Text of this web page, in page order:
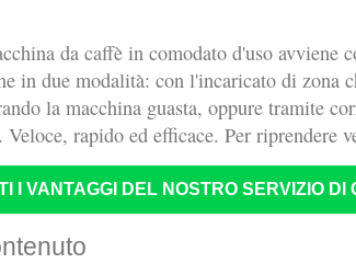
da caffè in comodato d'uso avviene
in due modalità: con l'incaricato di zona
la macchina guasta, oppure tramite
rapido ed efficace. Per riprendere
I VANTAGGI DEL NOSTRO SERVIZIO DI